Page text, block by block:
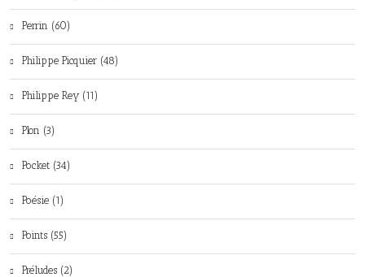
Perrin (60)
Philippe Picquier (48)
Philippe Rey (11)
Plon (3)
Pocket (34)
Poésie (1)
Points (55)
Préludes (2)